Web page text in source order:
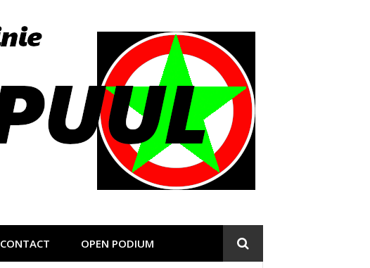
CONTACT OPEN PODIUM